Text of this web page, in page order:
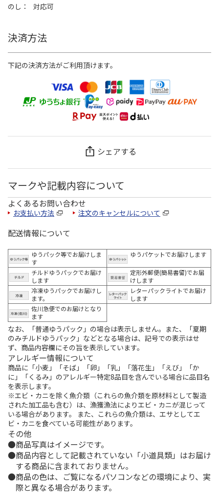
のし
対応可
決済方法
下記の決済方法がご利用頂けます。
シェアする
マークや記載内容について
よくあるお問い合わせ
お支払い方法 注文のキャンセルについて
配送情報について
ゆうパック等でお届けしま
す
ゆうパケットでお届けします
チルドゆうパックでお届け
します
定形外郵便(簡易書留)でお届
けします
冷凍ゆうパックでお届けし
ます。
レターパックライトでお届け
します
佐川急便でのお届けとなり
ます
なお、「普通ゆうパック」の場合は表示しません。また、「夏期
のみチルドゆうパック」などとなる場合は、記号での表示はせ
ず、商品内容欄にその旨を表示しています。
アレルギー情報について
商品に「小麦」「そば」「卵」「乳」「落花生」「えび」「か
に」「くるみ」のアレルギー特定8品目を含んでいる場合に品目名
を表示します。
※エビ・カニを除く魚介類（これらの魚介類を原材料として製造
された加工品も含む）は、漁獲漁法によりエビ・カニが混じって
いる場合があります。 また、これらの魚介類は、エサとしてエ
ビ・カニを食べている可能性があります。
その他
商品写真はイメージです。
商品内容として記載されていない「小道具類」はお届け
する商品に含まれておりません。
商品の色は、ご覧になるパソコンなどの環境により、実
際と異なる場合があります。